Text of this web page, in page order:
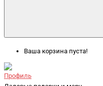
Ваша корзина пуста!
Профиль